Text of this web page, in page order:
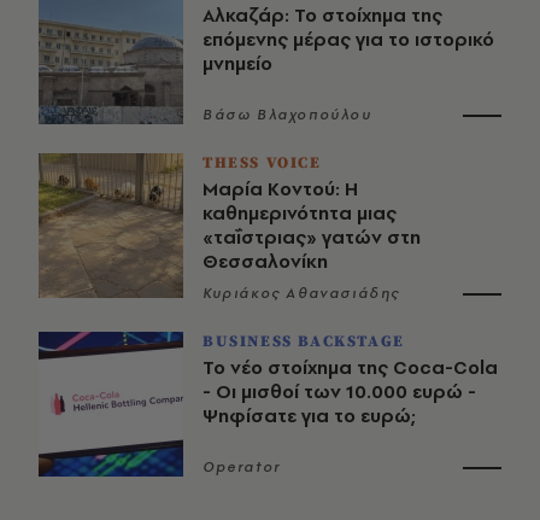
Αλκαζάρ: Το στοίχημα της
επόμενης μέρας για το ιστορικό
μνημείο
Βάσω Βλαχοπούλου
THESS VOICE
Μαρία Κοντού: Η
καθημερινότητα μιας
«ταΐστριας» γατών στη
Θεσσαλονίκη
Κυριάκος Αθανασιάδης
BUSINESS BACKSTAGE
Το νέο στοίχημα της Coca-Cola
- Οι μισθοί των 10.000 ευρώ -
Ψηφίσατε για το ευρώ;
Operator